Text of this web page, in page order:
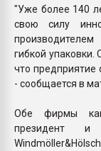
"Уже более 140
свою силу
гибкой упаковки.
что предприятие
- сообщается в
Обе фирмы
президент и